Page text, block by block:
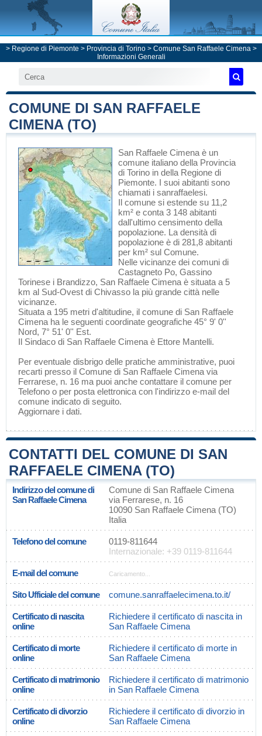
> Regione di Piemonte > Provincia di Torino> Comune San Raffaele Cimena>
Informazioni Generali
COMUNE DI SAN RAFFAELE
CIMENA (TO)
San Raffaele Cimena è un
comune italiano della Provincia
di Torino in della Regione di
Piemonte. I suoi abitanti sono
chiamati i sanraffaelesi.
Il comune si estende su 11,2
km² e conta 3 148 abitanti
dall'ultimo censimento della
popolazione. La densità di
popolazione è di 281,8 abitanti
per km² sul Comune.
Nelle vicinanze dei comuni di
Castagneto Po, Gassino
Torinese i Brandizzo, San Raffaele Cimena è situata a 5
km al Sud-Ovest di Chivasso la più grande città nelle
vicinanze.
Situata a 195 metri d'altitudine, il comune di San Raffaele
Cimena ha le seguenti coordinate geografiche 45° 9' 0''
Nord, 7° 51' 0'' Est.
Il Sindaco di San Raffaele Cimena è Ettore Mantelli.
Per eventuale disbrigo delle pratiche amministrative, puoi
recarti presso il Comune di San Raffaele Cimena via
Ferrarese, n. 16 ma puoi anche contattare il comune per
Telefono o per posta elettronica con l'indirizzo e-mail del
comune indicato di seguito.
Aggiornare i dati.
CONTATTI DEL COMUNE DI SAN
RAFFAELE CIMENA (TO)
Indirizzo del comune di
San Raffaele Cimena
Comune di San Raffaele Cimena
via Ferrarese, n. 16
10090 San Raffaele Cimena (TO)
Italia
Telefono del comune
0119-811644
Internazionale: +39 0119-811644
E-mail del comune Caricamento...
Sito Ufficiale del comune comune.sanraffaelecimena.to.it/
Certificato di nascita
online
Richiedere il certificato di nascita in
San Raffaele Cimena
Certificato di morte
online
Richiedere il certificato di morte in
San Raffaele Cimena
Certificato di matrimonio
online
Richiedere il certificato di matrimonio
in San Raffaele Cimena
Certificato di divorzio
online
Richiedere il certificato di divorzio in
San Raffaele Cimena